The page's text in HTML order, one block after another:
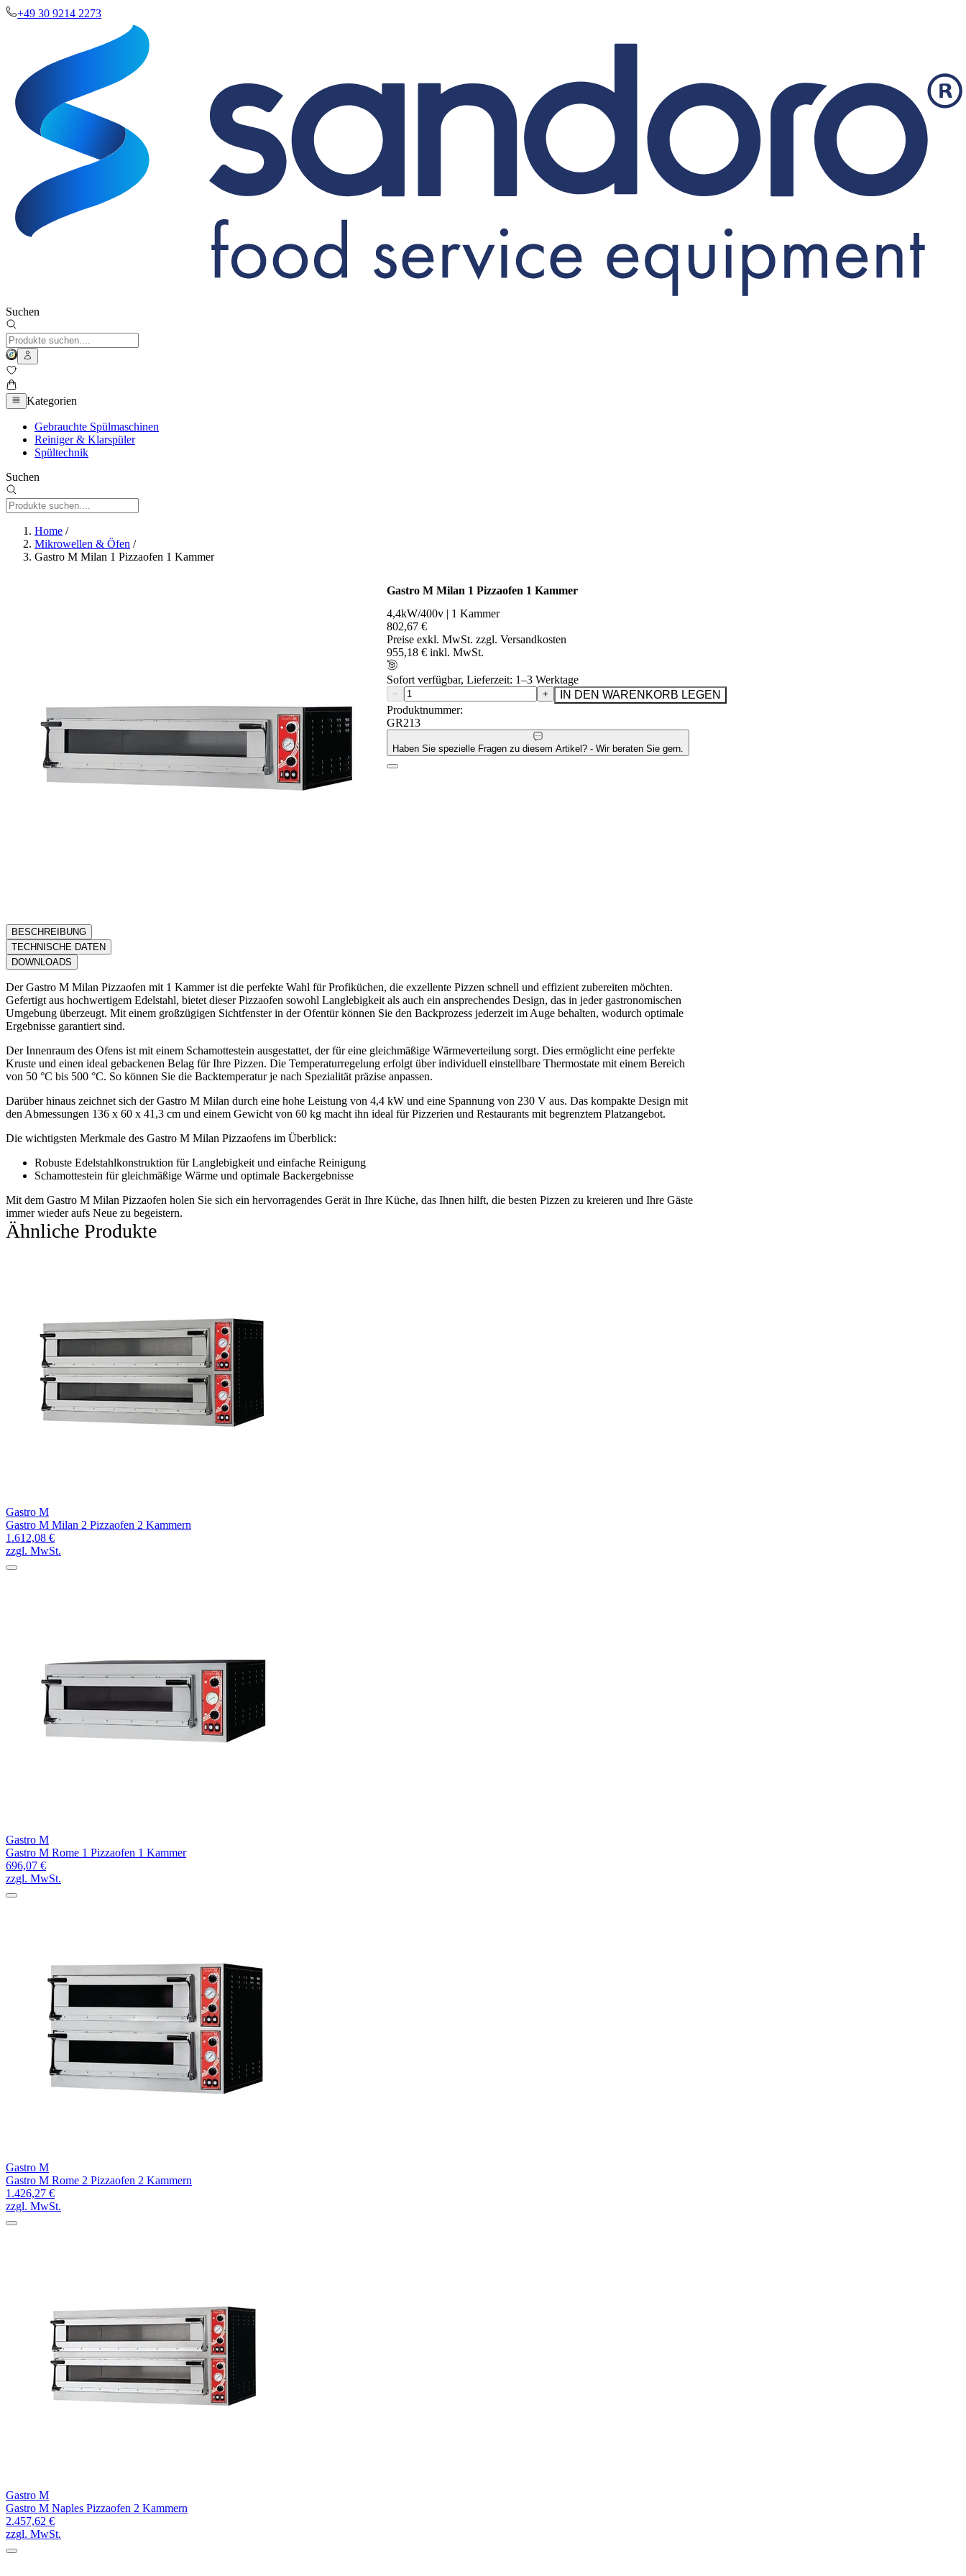
+49 30 9214 2273
Suchen
Kategorien
Gebrauchte Spülmaschinen
Reiniger & Klarspüler
Spültechnik
Suchen
Home /
Mikrowellen & Öfen /
Gastro M Milan 1 Pizzaofen 1 Kammer
Gastro M Milan 1 Pizzaofen 1 Kammer
4,4kW/400v | 1 Kammer
802,67 €
Preise exkl. MwSt. zzgl. Versandkosten
955,18 € inkl. MwSt.
Sofort verfügbar, Lieferzeit: 1–3 Werktage
− +
IN DEN WARENKORB LEGEN
Produktnummer:
GR213
Haben Sie spezielle Fragen zu diesem Artikel? - Wir beraten Sie gern.
BESCHREIBUNG
TECHNISCHE DATEN
DOWNLOADS
Der Gastro M Milan Pizzaofen mit 1 Kammer ist die perfekte Wahl für Profiküchen, die exzellente Pizzen schnell und effizient zubereiten möchten.
Gefertigt aus hochwertigem Edelstahl, bietet dieser Pizzaofen sowohl Langlebigkeit als auch ein ansprechendes Design, das in jeder gastronomischen
Umgebung überzeugt. Mit einem großzügigen Sichtfenster in der Ofentür können Sie den Backprozess jederzeit im Auge behalten, wodurch optimale
Ergebnisse garantiert sind.
Der Innenraum des Ofens ist mit einem Schamottestein ausgestattet, der für eine gleichmäßige Wärmeverteilung sorgt. Dies ermöglicht eine perfekte
Kruste und einen ideal gebackenen Belag für Ihre Pizzen. Die Temperaturregelung erfolgt über individuell einstellbare Thermostate mit einem Bereich
von 50 °C bis 500 °C. So können Sie die Backtemperatur je nach Spezialität präzise anpassen.
Darüber hinaus zeichnet sich der Gastro M Milan durch eine hohe Leistung von 4,4 kW und eine Spannung von 230 V aus. Das kompakte Design mit
den Abmessungen 136 x 60 x 41,3 cm und einem Gewicht von 60 kg macht ihn ideal für Pizzerien und Restaurants mit begrenztem Platzangebot.
Die wichtigsten Merkmale des Gastro M Milan Pizzaofens im Überblick:
Robuste Edelstahlkonstruktion für Langlebigkeit und einfache Reinigung
Schamottestein für gleichmäßige Wärme und optimale Backergebnisse
Mit dem Gastro M Milan Pizzaofen holen Sie sich ein hervorragendes Gerät in Ihre Küche, das Ihnen hilft, die besten Pizzen zu kreieren und Ihre Gäste
immer wieder aufs Neue zu begeistern.
Ähnliche Produkte
Gastro M
Gastro M Milan 2 Pizzaofen 2 Kammern
1.612,08 €
zzgl. MwSt.
Gastro M
Gastro M Rome 1 Pizzaofen 1 Kammer
696,07 €
zzgl. MwSt.
Gastro M
Gastro M Rome 2 Pizzaofen 2 Kammern
1.426,27 €
zzgl. MwSt.
Gastro M
Gastro M Naples Pizzaofen 2 Kammern
2.457,62 €
zzgl. MwSt.